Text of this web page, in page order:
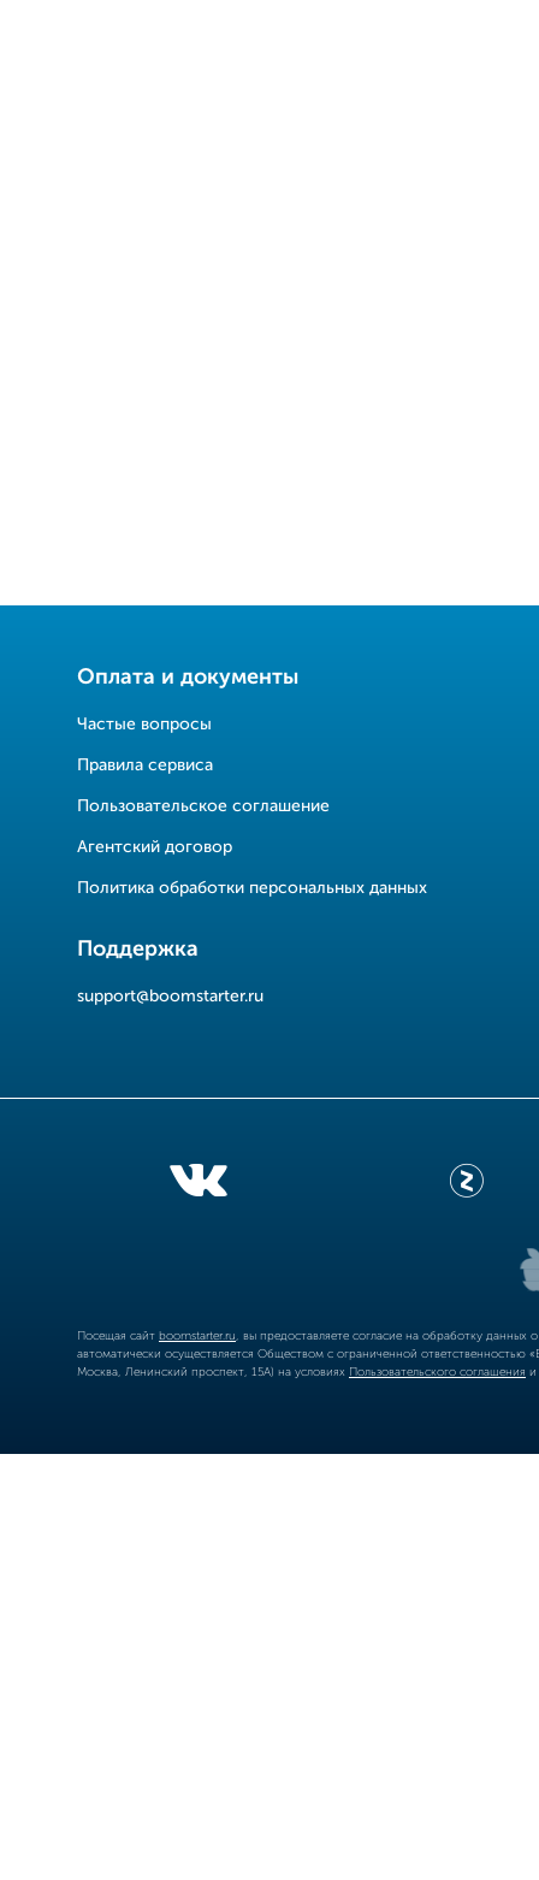
Оплата и документы
Частые вопросы
Правила сервиса
Пользовательское соглашение
Агентский договор
Политика обработки персональных данных
Поддержка
support@boomstarter.ru
Посещая сайт boomstarter.ru , вы предоставляете согласие на обработку
автоматически осуществляется Обществом с ограниченной
Москва, Ленинский проспект, 15А) на условиях Пользовательского соглашения и